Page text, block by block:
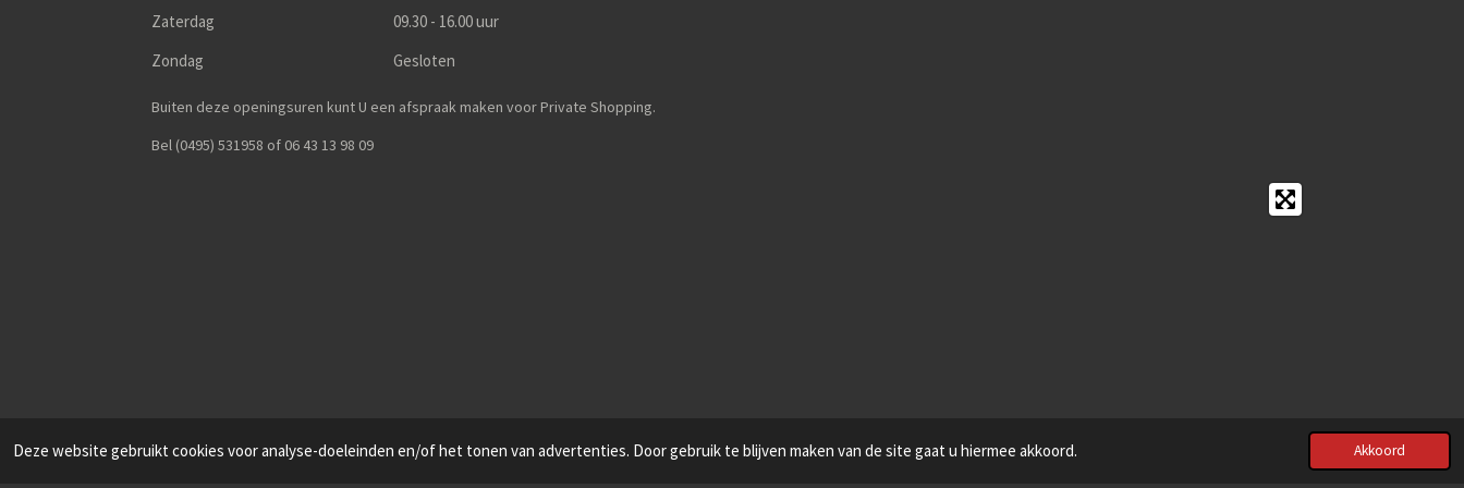
Deze website gebruikt cookies voor analyse-doeleinden en/of het tonen van advertenties. Door gebruik te blijven maken van de site gaat u hiermee akkoord. Akkoord
Zaterdag
09.30 - 16.00 uur
Zondag
Gesloten
Buiten deze openingsuren kunt U een afspraak maken voor Private Shopping.
Bel (0495) 531958 of 06 43 13 98 09